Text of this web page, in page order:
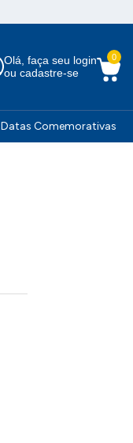
Olá, faça seu login
ou cadastre-se
0
Datas Comemorativas